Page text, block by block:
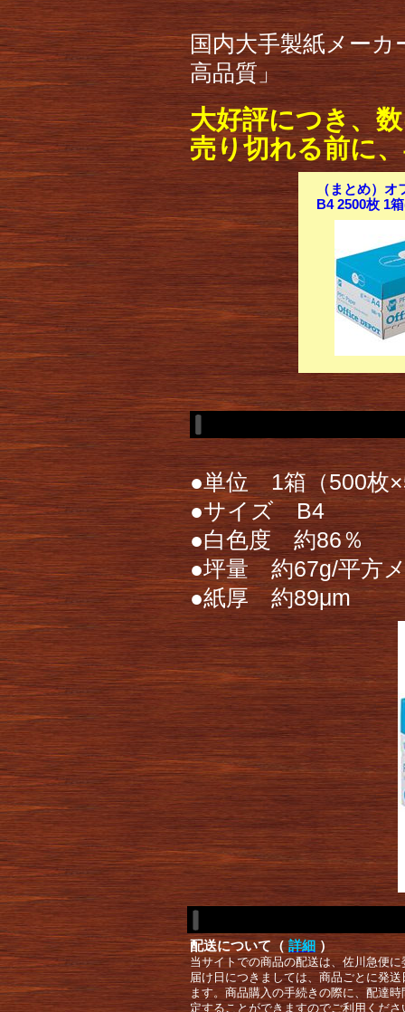
国内大手製紙メーカ
高品質」
大好評につき、
売り切れる前に
（まとめ）
B4 2500枚 1
●単位 1箱（500枚
●サイズ B4
●白色度 約86％
●坪量 約67g/平方
●紙厚 約89μm
配送について（ 詳細 ）
当サイトでの商品の配送は、佐川急便
届け日につきましては、商品ごとに発
ます。商品購入の手続きの際に、配達
定することができますのでご利用くださ